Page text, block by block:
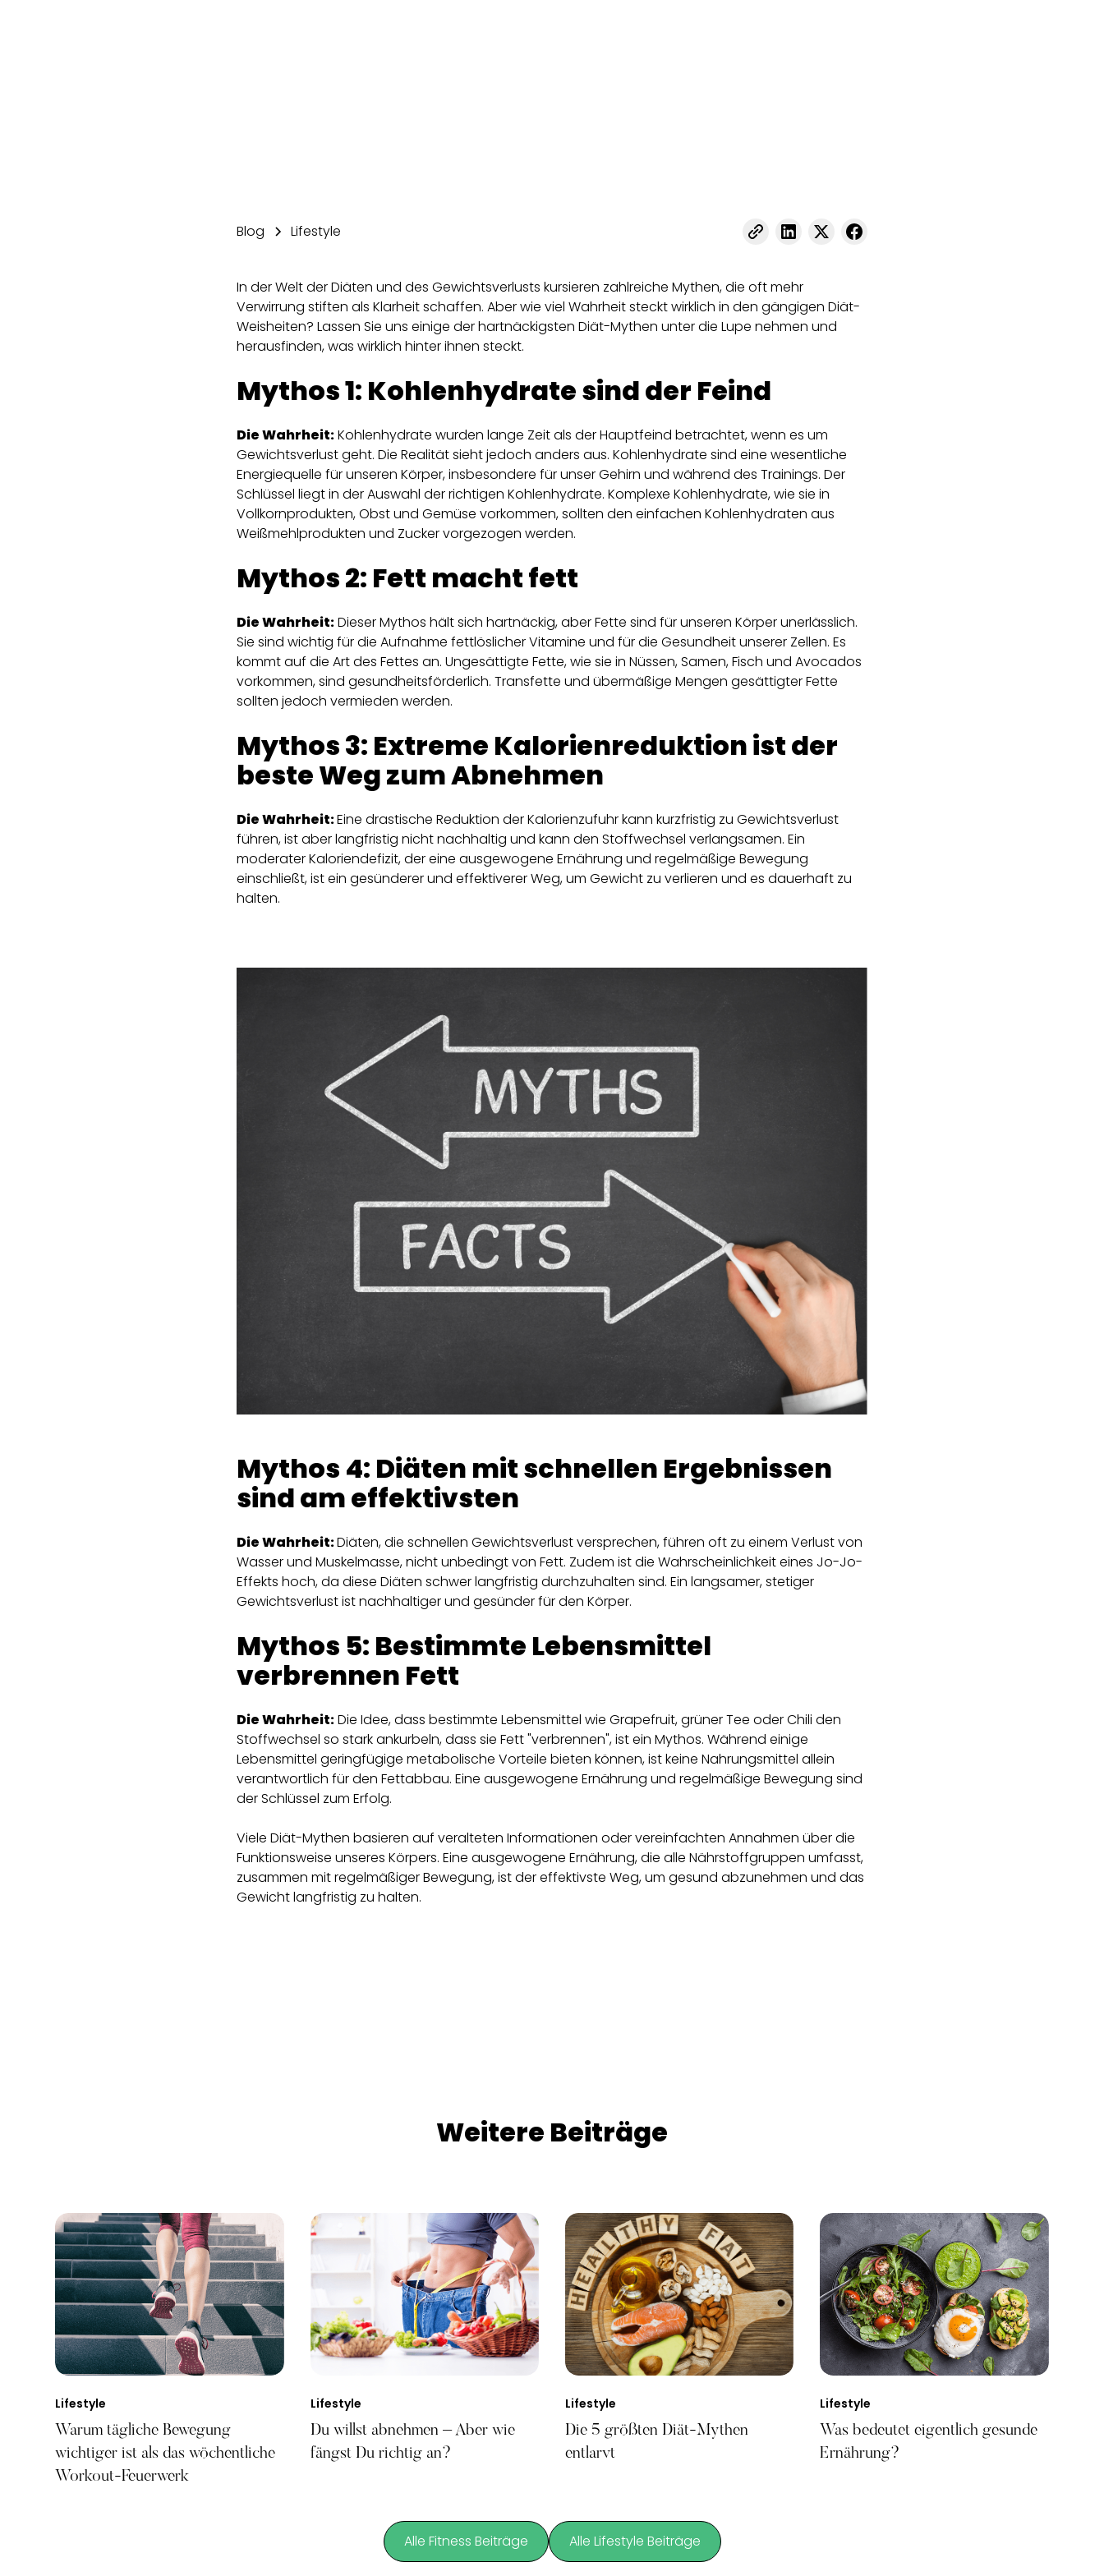
Blog Lifestyle
In der Welt der Diäten und des Gewichtsverlusts kursieren zahlreiche Mythen, die oft mehr
Verwirrung stiften als Klarheit schaffen. Aber wie viel Wahrheit steckt wirklich in den gängigen Diät-
Weisheiten? Lassen Sie uns einige der hartnäckigsten Diät-Mythen unter die Lupe nehmen und
herausfinden, was wirklich hinter ihnen steckt.
Mythos 1: Kohlenhydrate sind der Feind
Die Wahrheit:Kohlenhydrate wurden lange Zeit als der Hauptfeind betrachtet, wenn es um
Gewichtsverlust geht. Die Realität sieht jedoch anders aus. Kohlenhydrate sind eine wesentliche
Energiequelle für unseren Körper, insbesondere für unser Gehirn und während des Trainings. Der
Schlüssel liegt in der Auswahl der richtigen Kohlenhydrate. Komplexe Kohlenhydrate, wie sie in
Vollkornprodukten, Obst und Gemüse vorkommen, sollten den einfachen Kohlenhydraten aus
Weißmehlprodukten und Zucker vorgezogen werden.
Mythos 2: Fett macht fett
Die Wahrheit:Dieser Mythos hält sich hartnäckig, aber Fette sind für unseren Körper unerlässlich.
Sie sind wichtig für die Aufnahme fettlöslicher Vitamine und für die Gesundheit unserer Zellen. Es
kommt auf die Art des Fettes an. Ungesättigte Fette, wie sie in Nüssen, Samen, Fisch und Avocados
vorkommen, sind gesundheitsförderlich. Transfette und übermäßige Mengen gesättigter Fette
sollten jedoch vermieden werden.
Mythos 3: Extreme Kalorienreduktion ist der
beste Weg zum Abnehmen
Die Wahrheit:Eine drastische Reduktion der Kalorienzufuhr kann kurzfristig zu Gewichtsverlust
führen, ist aber langfristig nicht nachhaltig und kann den Stoffwechsel verlangsamen. Ein
moderater Kaloriendefizit, der eine ausgewogene Ernährung und regelmäßige Bewegung
einschließt, ist ein gesünderer und effektiverer Weg, um Gewicht zu verlieren und es dauerhaft zu
halten.
Mythos 4: Diäten mit schnellen Ergebnissen
sind am effektivsten
Die Wahrheit:Diäten, die schnellen Gewichtsverlust versprechen, führen oft zu einem Verlust von
Wasser und Muskelmasse, nicht unbedingt von Fett. Zudem ist die Wahrscheinlichkeit eines Jo-Jo-
Effekts hoch, da diese Diäten schwer langfristig durchzuhalten sind. Ein langsamer, stetiger
Gewichtsverlust ist nachhaltiger und gesünder für den Körper.
Mythos 5: Bestimmte Lebensmittel
verbrennen Fett
Die Wahrheit:Die Idee, dass bestimmte Lebensmittel wie Grapefruit, grüner Tee oder Chili den
Stoffwechsel so stark ankurbeln, dass sie Fett "verbrennen", ist ein Mythos. Während einige
Lebensmittel geringfügige metabolische Vorteile bieten können, ist keine Nahrungsmittel allein
verantwortlich für den Fettabbau. Eine ausgewogene Ernährung und regelmäßige Bewegung sind
der Schlüssel zum Erfolg.
Viele Diät-Mythen basieren auf veralteten Informationen oder vereinfachten Annahmen über die
Funktionsweise unseres Körpers. Eine ausgewogene Ernährung, die alle Nährstoffgruppen umfasst,
zusammen mit regelmäßiger Bewegung, ist der effektivste Weg, um gesund abzunehmen und das
Gewicht langfristig zu halten.
Weitere Beiträge
Lifestyle
Warum tägliche Bewegung
wichtiger ist als das wöchentliche
Workout-Feuerwerk
Lifestyle
Du willst abnehmen – Aber wie
fängst Du richtig an?
Lifestyle
Die 5 größten Diät-Mythen
entlarvt
Lifestyle
Was bedeutet eigentlich gesunde
Ernährung?
Alle Fitness Beiträge Alle Lifestyle Beiträge